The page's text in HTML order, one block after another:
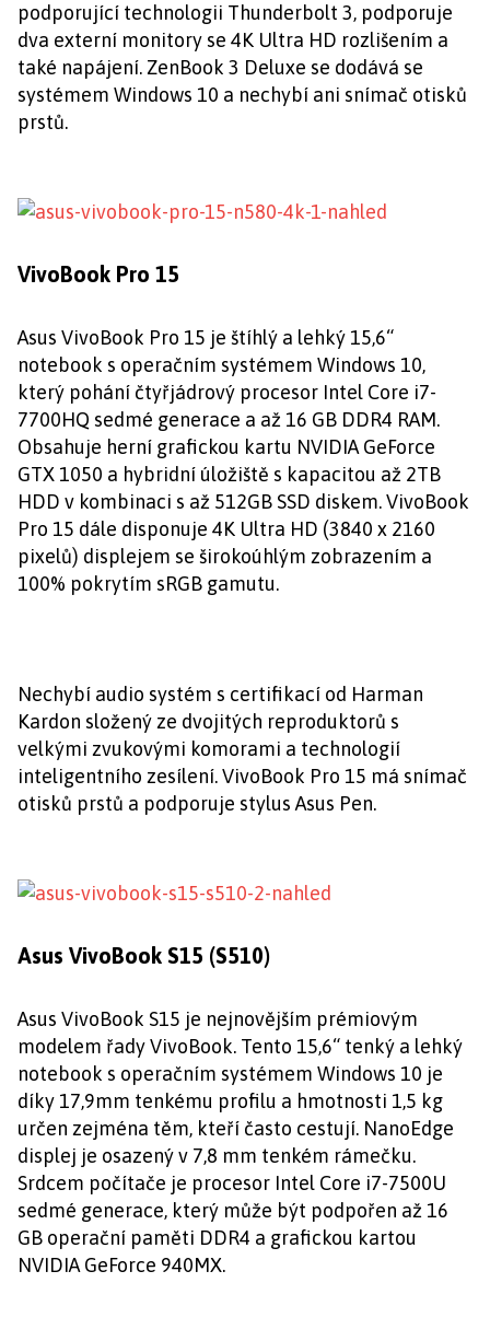
podporující technologii Thunderbolt 3, podporuje
dva externí monitory se 4K Ultra HD rozlišením a
také napájení. ZenBook 3 Deluxe se dodává se
systémem Windows 10 a nechybí ani snímač otisků
prstů.
VivoBook Pro 15
Asus VivoBook Pro 15 je štíhlý a lehký 15,6“
notebook s operačním systémem Windows 10,
který pohání čtyřjádrový procesor Intel Core i7-
7700HQ sedmé generace a až 16 GB DDR4 RAM.
Obsahuje herní grafickou kartu NVIDIA GeForce
GTX 1050 a hybridní úložiště s kapacitou až 2TB
HDD v kombinaci s až 512GB SSD diskem. VivoBook
Pro 15 dále disponuje 4K Ultra HD (3840 x 2160
pixelů) displejem se širokoúhlým zobrazením a
100% pokrytím sRGB gamutu.
Nechybí audio systém s certifikací od Harman
Kardon složený ze dvojitých reproduktorů s
velkými zvukovými komorami a technologií
inteligentního zesílení. VivoBook Pro 15 má snímač
otisků prstů a podporuje stylus Asus Pen.
Asus VivoBook S15 (S510)
Asus VivoBook S15 je nejnovějším prémiovým
modelem řady VivoBook. Tento 15,6“ tenký a lehký
notebook s operačním systémem Windows 10 je
díky 17,9mm tenkému profilu a hmotnosti 1,5 kg
určen zejména těm, kteří často cestují. NanoEdge
displej je osazený v 7,8 mm tenkém rámečku.
Srdcem počítače je procesor Intel Core i7-7500U
sedmé generace, který může být podpořen až 16
GB operační paměti DDR4 a grafickou kartou
NVIDIA GeForce 940MX.